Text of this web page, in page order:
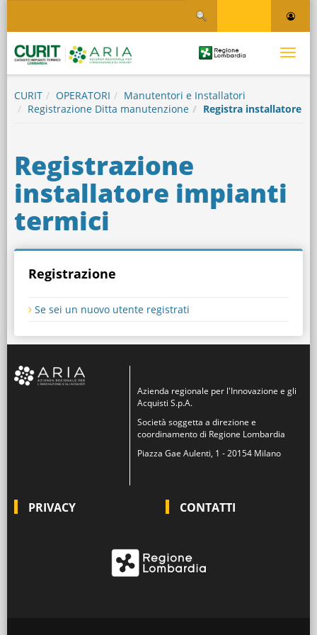
principale
Toggle
Logo
Logo
Regione
CURIT OPERATORI
Manutentori e Installatori
Registrazione Ditta manutenzione
Registra installatore
Registrazione
installatore impianti
termici
Registrazione
Se sei un nuovo utente registrati
Azienda regionale per l'Innovazione e gli
Acquisti S.p.A.
Società soggetta a direzione e
coordinamento di Regione Lombardia
Piazza Gae Aulenti, 1 - 20154 Milano
PRIVACY CONTATTI